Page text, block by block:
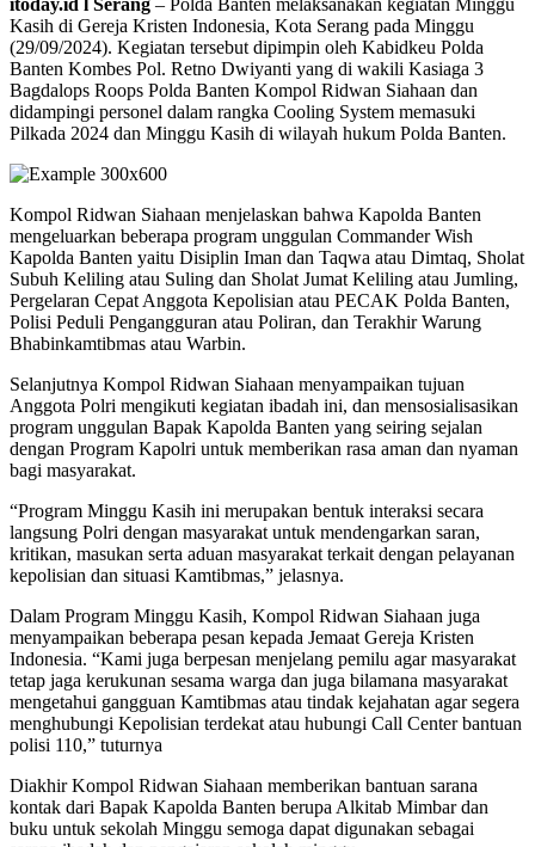
itoday.id l Serang – Polda Banten melaksanakan kegiatan Minggu
Kasih di Gereja Kristen Indonesia, Kota Serang pada Minggu
(29/09/2024). Kegiatan tersebut dipimpin oleh Kabidkeu Polda
Banten Kombes Pol. Retno Dwiyanti yang di wakili Kasiaga 3
Bagdalops Roops Polda Banten Kompol Ridwan Siahaan dan
didampingi personel dalam rangka Cooling System memasuki
Pilkada 2024 dan Minggu Kasih di wilayah hukum Polda Banten.
Kompol Ridwan Siahaan menjelaskan bahwa Kapolda Banten
mengeluarkan beberapa program unggulan Commander Wish
Kapolda Banten yaitu Disiplin Iman dan Taqwa atau Dimtaq, Sholat
Subuh Keliling atau Suling dan Sholat Jumat Keliling atau Jumling,
Pergelaran Cepat Anggota Kepolisian atau PECAK Polda Banten,
Polisi Peduli Pengangguran atau Poliran, dan Terakhir Warung
Bhabinkamtibmas atau Warbin.
Selanjutnya Kompol Ridwan Siahaan menyampaikan tujuan
Anggota Polri mengikuti kegiatan ibadah ini, dan mensosialisasikan
program unggulan Bapak Kapolda Banten yang seiring sejalan
dengan Program Kapolri untuk memberikan rasa aman dan nyaman
bagi masyarakat.
“Program Minggu Kasih ini merupakan bentuk interaksi secara
langsung Polri dengan masyarakat untuk mendengarkan saran,
kritikan, masukan serta aduan masyarakat terkait dengan pelayanan
kepolisian dan situasi Kamtibmas,” jelasnya.
Dalam Program Minggu Kasih, Kompol Ridwan Siahaan juga
menyampaikan beberapa pesan kepada Jemaat Gereja Kristen
Indonesia. “Kami juga berpesan menjelang pemilu agar masyarakat
tetap jaga kerukunan sesama warga dan juga bilamana masyarakat
mengetahui gangguan Kamtibmas atau tindak kejahatan agar segera
menghubungi Kepolisian terdekat atau hubungi Call Center bantuan
polisi 110,” tuturnya
Diakhir Kompol Ridwan Siahaan memberikan bantuan sarana
kontak dari Bapak Kapolda Banten berupa Alkitab Mimbar dan
buku untuk sekolah Minggu semoga dapat digunakan sebagai